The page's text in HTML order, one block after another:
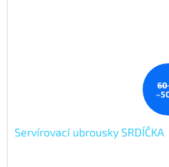
60
Servírovací ubrousky SRDÍČKA